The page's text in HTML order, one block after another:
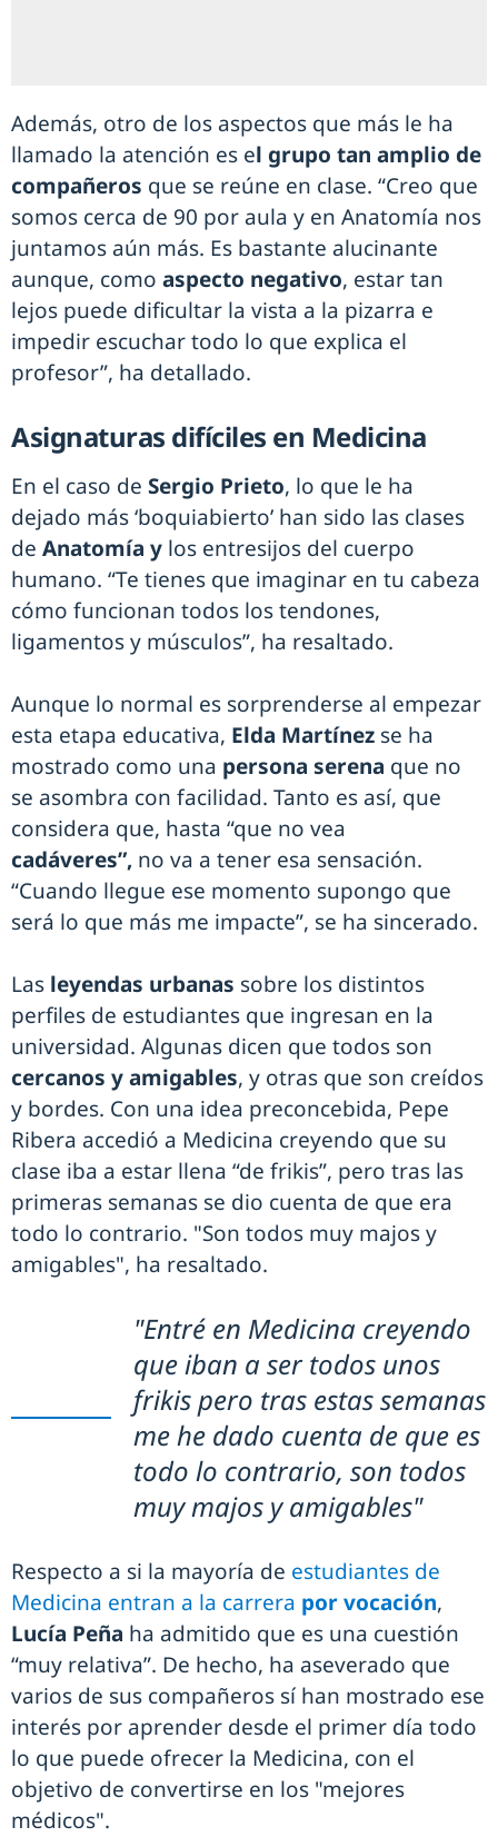
Además, otro de los aspectos que más le ha
llamado la atención es el grupo tan amplio de
compañeros que se reúne en clase. “Creo que
somos cerca de 90 por aula y en Anatomía nos
juntamos aún más. Es bastante alucinante
aunque, como aspecto negativo, estar tan
lejos puede dificultar la vista a la pizarra e
impedir escuchar todo lo que explica el
profesor”, ha detallado.
Asignaturas difíciles en Medicina
En el caso de Sergio Prieto, lo que le ha
dejado más ‘boquiabierto’ han sido las clases
de Anatomía y los entresijos del cuerpo
humano. “Te tienes que imaginar en tu cabeza
cómo funcionan todos los tendones,
ligamentos y músculos”, ha resaltado.
Aunque lo normal es sorprenderse al empezar
esta etapa educativa, Elda Martínez se ha
mostrado como una persona serena que no
se asombra con facilidad. Tanto es así, que
considera que, hasta “que no vea
cadáveres”, no va a tener esa sensación.
“Cuando llegue ese momento supongo que
será lo que más me impacte”, se ha sincerado.
Las leyendas urbanas sobre los distintos
perfiles de estudiantes que ingresan en la
universidad. Algunas dicen que todos son
cercanos y amigables, y otras que son creídos
y bordes. Con una idea preconcebida, Pepe
Ribera accedió a Medicina creyendo que su
clase iba a estar llena “de frikis”, pero tras las
primeras semanas se dio cuenta de que era
todo lo contrario. "Son todos muy majos y
amigables", ha resaltado.
"Entré en Medicina creyendo
que iban a ser todos unos
frikis pero tras estas semanas
me he dado cuenta de que es
todo lo contrario, son todos
muy majos y amigables"
Respecto a si la mayoría de estudiantes de
Medicina entran a la carrera por vocación,
Lucía Peña ha admitido que es una cuestión
“muy relativa”. De hecho, ha aseverado que
varios de sus compañeros sí han mostrado ese
interés por aprender desde el primer día todo
lo que puede ofrecer la Medicina, con el
objetivo de convertirse en los "mejores
médicos".